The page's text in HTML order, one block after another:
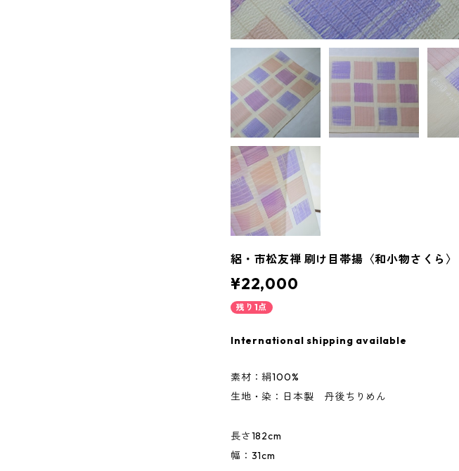
絽・市松友禅 刷け目帯揚〈和小物さく
¥22,000
残り1点
International shipping available
素材：絹100%
生地・染：日本製 丹後ちりめん
長さ182cm
幅：31cm